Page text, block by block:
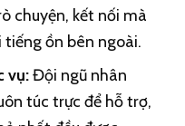
chuyện, kết nối mà
tiếng ồn bên ngoài.
vụ:Đội ngũ nhân
túc trực để hỗ trợ,